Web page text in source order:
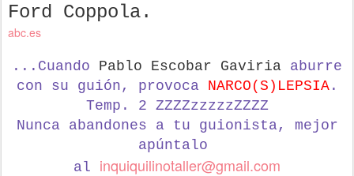
Ford Coppola.
abc.es
...Cuando Pablo Escobar Gaviria aburre
con su guión, provoca NARCO(S)LEPSIA.
Temp. 2 ZZZZzzzzzZZZZ
Nunca abandones a tu guionista, mejor
apúntalo
al inquiquilinotaller@gmail.com